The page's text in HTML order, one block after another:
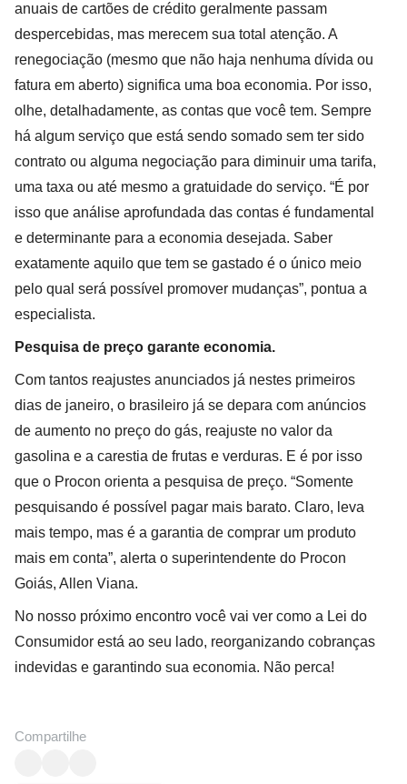
anuais de cartões de crédito geralmente passam
despercebidas, mas merecem sua total atenção. A
renegociação (mesmo que não haja nenhuma dívida ou
fatura em aberto) significa uma boa economia. Por isso,
olhe, detalhadamente, as contas que você tem. Sempre
há algum serviço que está sendo somado sem ter sido
contrato ou alguma negociação para diminuir uma tarifa,
uma taxa ou até mesmo a gratuidade do serviço. “É por
isso que análise aprofundada das contas é fundamental
e determinante para a economia desejada. Saber
exatamente aquilo que tem se gastado é o único meio
pelo qual será possível promover mudanças”, pontua a
especialista.
Pesquisa de preço garante economia.
Com tantos reajustes anunciados já nestes primeiros
dias de janeiro, o brasileiro já se depara com anúncios
de aumento no preço do gás, reajuste no valor da
gasolina e a carestia de frutas e verduras. E é por isso
que o Procon orienta a pesquisa de preço. “Somente
pesquisando é possível pagar mais barato. Claro, leva
mais tempo, mas é a garantia de comprar um produto
mais em conta”, alerta o superintendente do Procon
Goiás, Allen Viana.
No nosso próximo encontro você vai ver como a Lei do
Consumidor está ao seu lado, reorganizando cobranças
indevidas e garantindo sua economia. Não perca!
Compartilhe